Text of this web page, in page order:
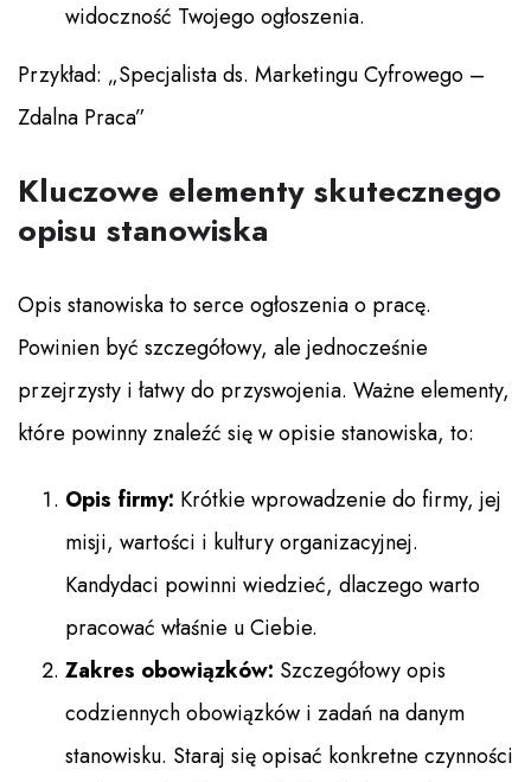
widoczność Twojego ogłoszenia.
Przykład: „Specjalista ds. Marketingu Cyfrowego –
Zdalna Praca”
Kluczowe elementy skutecznego
opisu stanowiska
Opis stanowiska to serce ogłoszenia o pracę.
Powinien być szczegółowy, ale jednocześnie
przejrzysty i łatwy do przyswojenia. Ważne elementy,
które powinny znaleźć się w opisie stanowiska, to:
Opis firmy: Krótkie wprowadzenie do firmy, jej
misji, wartości i kultury organizacyjnej.
Kandydaci powinni wiedzieć, dlaczego warto
pracować właśnie u Ciebie.
Zakres obowiązków: Szczegółowy opis
codziennych obowiązków i zadań na danym
stanowisku. Staraj się opisać konkretne czynności